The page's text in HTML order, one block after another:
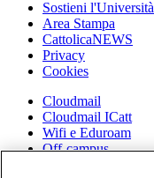
Sostieni l'Università
Area Stampa
CattolicaNEWS
Privacy
Cookies
Cloudmail
Cloudmail ICatt
Wifi e Eduroam
Off-campus